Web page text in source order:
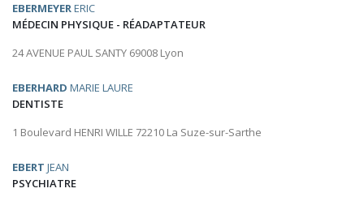
EBERMEYERERIC
MÉDECIN PHYSIQUE - RÉADAPTATEUR
24 AVENUE PAUL SANTY 69008 Lyon
EBERHARD MARIE LAURE
DENTISTE
1 Boulevard HENRI WILLE 72210 La Suze-sur-Sarthe
EBERT JEAN
PSYCHIATRE